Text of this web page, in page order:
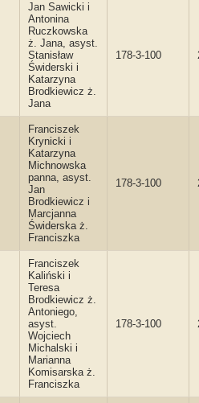
Jan Sawicki i
Antonina
Ruczkowska
ż. Jana, asyst.
Stanisław
Świderski i
Katarzyna
Brodkiewicz ż.
Jana
178-3-100
Franciszek
Krynicki i
Katarzyna
Michnowska
panna, asyst.
Jan
Brodkiewicz i
Marcjanna
Świderska ż.
Franciszka
178-3-100
Franciszek
Kaliński i
Teresa
Brodkiewicz ż.
Antoniego,
asyst.
Wojciech
Michalski i
Marianna
Komisarska ż.
Franciszka
178-3-100